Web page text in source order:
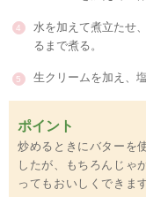
水を加えて煮立たせ
るまで煮る。
生クリームを加え、
ポイント
炒めるときにバターを
したが、もちろんじゃ
ってもおいしくできます